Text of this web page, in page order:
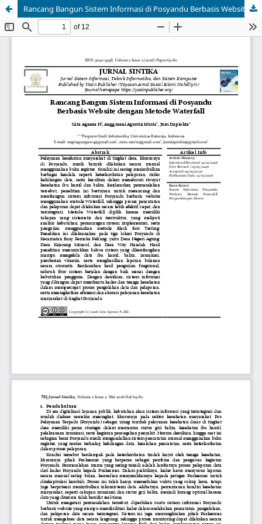
Rancang Bangun Sistem Informasi di Posyandu Berbasis Website dengan Metode Waterfall